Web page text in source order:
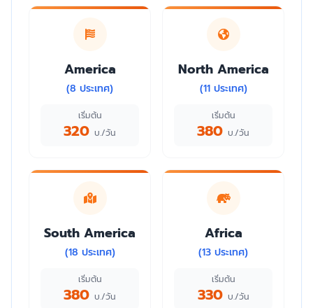
America
(8 ประเทศ)
เริ่มต้น
320 บ./วัน
North America
(11 ประเทศ)
เริ่มต้น
380 บ./วัน
South America
(18 ประเทศ)
เริ่มต้น
380 บ./วัน
Africa
(13 ประเทศ)
เริ่มต้น
330 บ./วัน